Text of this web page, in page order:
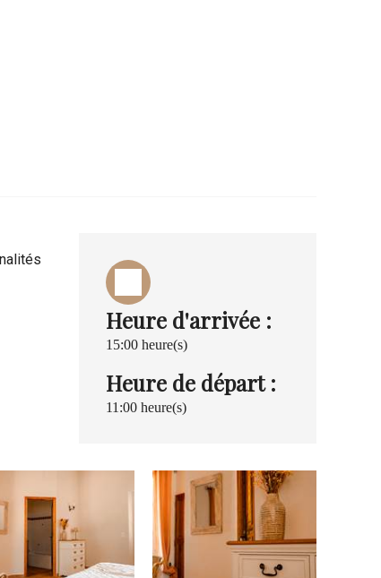
Heure d'arrivée :
15:00 heure(s)
Heure de départ :
11:00 heure(s)